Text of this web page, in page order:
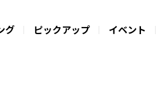
グ ピックアップ イベント